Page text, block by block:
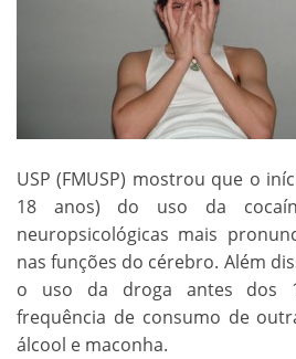
USP (FMUSP) mostrou que o
18 anos) do uso da
neuropsicológicas mais
nas funções do cérebro. Além
o uso da droga antes dos
frequência de consumo de
álcool e maconha.